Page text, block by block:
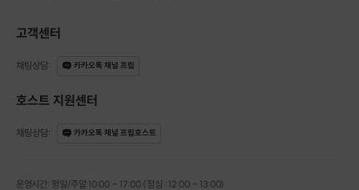
고객센터
채팅상담: 카카오톡 채널 프립
호스트 지원센터
채팅상담: 카카오톡 채널 프립호스트
운영시간: 평일/주말 10:00 - 17:00 (점심 : 12:00 - 13:00)